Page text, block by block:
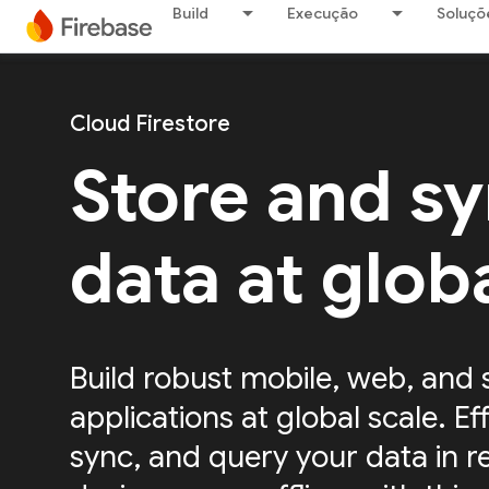
Build Execução
Cloud Firestore
Store and
data at
Build robust mobile, web, and
applications at global scale.
sync, and query your data in